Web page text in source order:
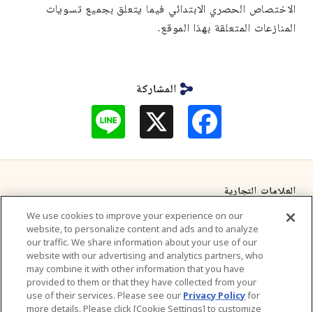
الاختصاص الحصري الابتدائي فيما يتعلق بجميع تسويات
المنازعات المتعلقة بهذا الموقع.
المشاركة
العلامات التجارية
الإعلانات التلفزيونية
إتصل بنا
عن الشركة
We use cookies to improve your experience on our
website, to personalize content and ads and to analyze
our traffic. We share information about your use of our
website with our advertising and analytics partners, who
may combine it with other information that you have
provided to them or that they have collected from your
use of their services. Please see our Privacy Policyfor
more details. Please click [Cookie Settings] to customize